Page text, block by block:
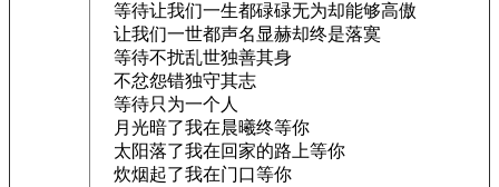
等待让我们一生都碌碌无为却能够高傲
让我们一世都声名显赫却终是落寞
等待不扰乱世独善其身
不忿怨错独守其志
等待只为一个人
月光暗了我在晨曦终等你
太阳落了我在回家的路上等你
炊烟起了我在门口等你